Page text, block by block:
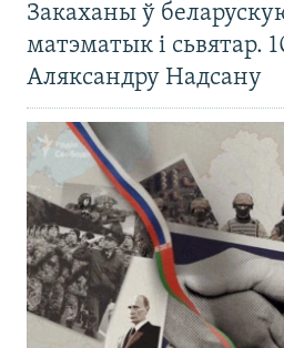
Закаханы ў
матэматык і сьвятар.
Аляксандру Надсану